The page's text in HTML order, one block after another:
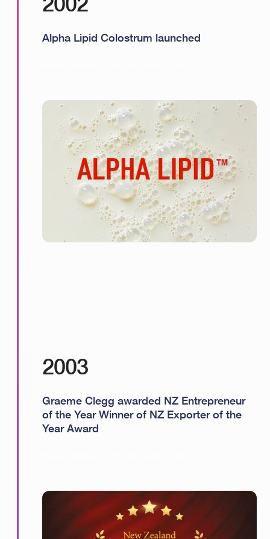
Alpha Lipid Colostrum launched
2003
Graeme Clegg awarded NZ Entrepreneur
of the Year Winner of NZ Exporter of the
Year Award